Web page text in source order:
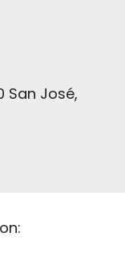
San José,